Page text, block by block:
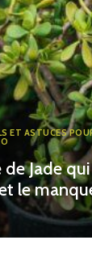
ET ASTUCES
de Jade qui
le